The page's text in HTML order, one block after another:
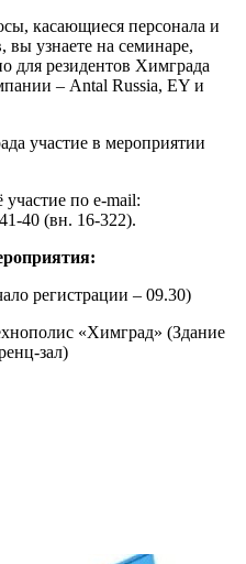
касающиеся персонала и
вы узнаете на семинаре,
для резидентов Химграда
– Antal Russia, EY и
участие в мероприятии
по e-mail:
40 (вн. 16-322).
регистрации – 09.30)
«Химград» (Здание
зал)